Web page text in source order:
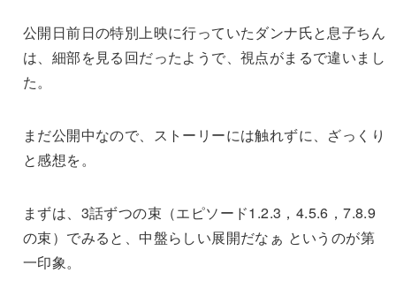
公開日前日の特別上映に行っていたダンナ氏と息子ちん
は、細部を見る回だったようで、視点がまるで違いまし
た。
まだ公開中なので、ストーリーには触れずに、ざっくり
と感想を。
まずは、3話ずつの束（エピソード1.2.3，4.5.6，7.8.9
の束）でみると、中盤らしい展開だなぁ というのが第
一印象。